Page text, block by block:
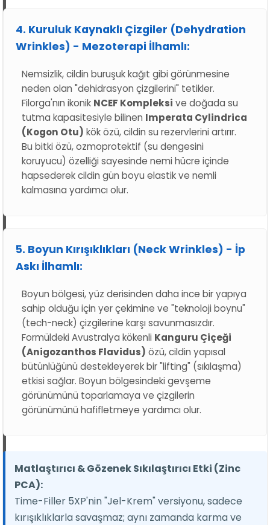
4. Kuruluk Kaynaklı Çizgiler (Dehydration
Wrinkles) - Mezoterapi İlhamlı:
Nemsizlik, cildin buruşuk kağıt gibi görünmesine
neden olan "dehidrasyon çizgilerini" tetikler.
Filorga'nın ikonik NCEF Kompleksi ve doğada su
tutma kapasitesiyle bilinen Imperata Cylindrica
(Kogon Otu) kök özü, cildin su rezervlerini artırır.
Bu bitki özü, ozmoprotektif (su dengesini
koruyucu) özelliği sayesinde nemi hücre içinde
hapsederek cildin gün boyu elastik ve nemli
kalmasına yardımcı olur.
5. Boyun Kırışıklıkları (Neck Wrinkles) - İp
Askı İlhamlı:
Boyun bölgesi, yüz derisinden daha ince bir yapıya
sahip olduğu için yer çekimine ve "teknoloji boynu"
(tech-neck) çizgilerine karşı savunmasızdır.
Formüldeki Avustralya kökenli Kanguru Çiçeği
(Anigozanthos Flavidus) özü, cildin yapısal
bütünlüğünü destekleyerek bir "lifting" (sıkılaşma)
etkisi sağlar. Boyun bölgesindeki gevşeme
görünümünü toparlamaya ve çizgilerin
görünümünü hafifletmeye yardımcı olur.
Matlaştırıcı & Gözenek Sıkılaştırıcı Etki (Zinc
PCA):
Time-Filler 5XP'nin "Jel-Krem" versiyonu, sadece
kırışıklıklarla savaşmaz; aynı zamanda karma ve